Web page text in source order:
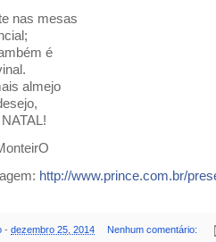
nas mesas
é
almejo
http://www.prince.com.br/
- dezembro 25, 2014 Nenhum comentário: